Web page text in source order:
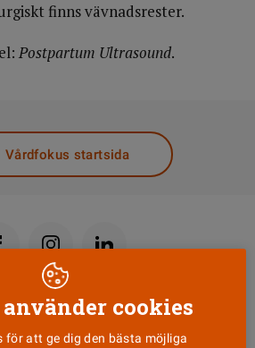
finns vävnadsrester.
Postpartum Ultrasound.
Vårdfokus startsida
senaste numretcookies
för att ge dig den bästa möjliga